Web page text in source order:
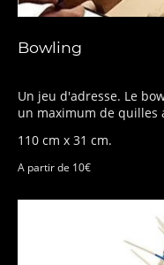
Bowling
Un jeu d'adresse. Le
un maximum de quilles
110 cm x 31 cm.
A partir de 10€